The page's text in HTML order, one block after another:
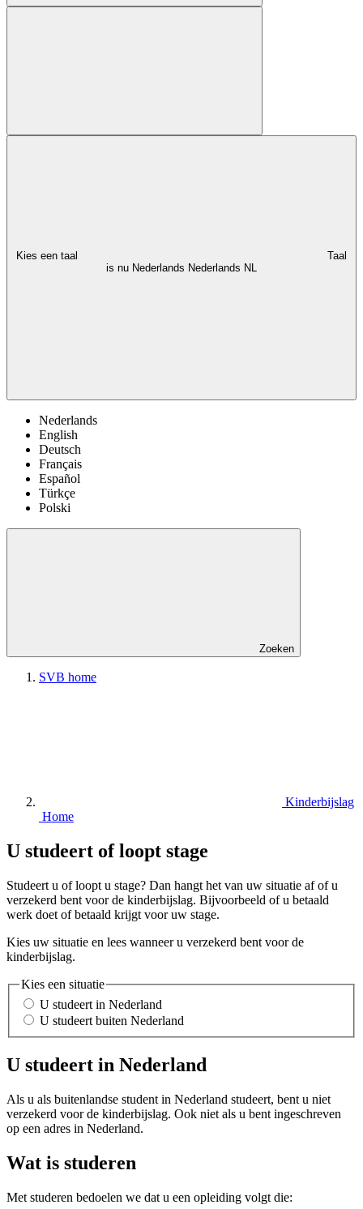
Kies een taal
Taal
is nu Nederlands Nederlands NL
Nederlands
English
Deutsch
Français
Español
Türkçe
Polski
Zoeken
SVB home
Kinderbijslag
Home
U studeert of loopt stage
Studeert u of loopt u stage? Dan hangt het van uw situatie af of u
verzekerd bent voor de kinderbijslag. Bijvoorbeeld of u betaald
werk doet of betaald krijgt voor uw stage.
Kies uw situatie en lees wanneer u verzekerd bent voor de
kinderbijslag.
Kies een situatie
U studeert in Nederland
U studeert buiten Nederland
U studeert in Nederland
Als u als buitenlandse student in Nederland studeert, bent u niet
verzekerd voor de kinderbijslag. Ook niet als u bent ingeschreven
op een adres in Nederland.
Wat is studeren
Met studeren bedoelen we dat u een opleiding volgt die: